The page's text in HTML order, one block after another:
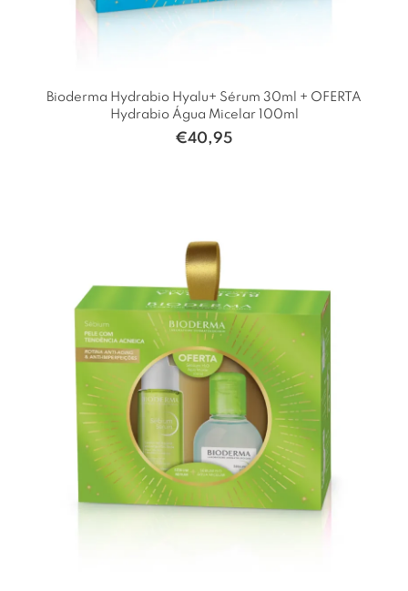
Bioderma Hydrabio Hyalu+ Sérum 30ml + OFERTA
Hydrabio Água Micelar 100ml
€40,95